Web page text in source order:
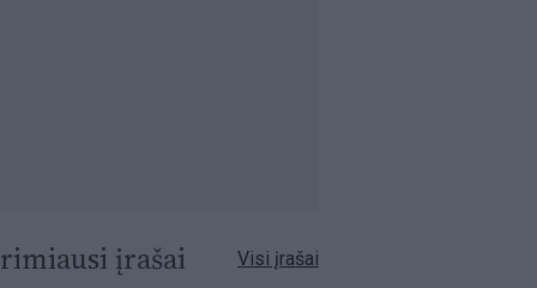
įrašai Visi įrašai